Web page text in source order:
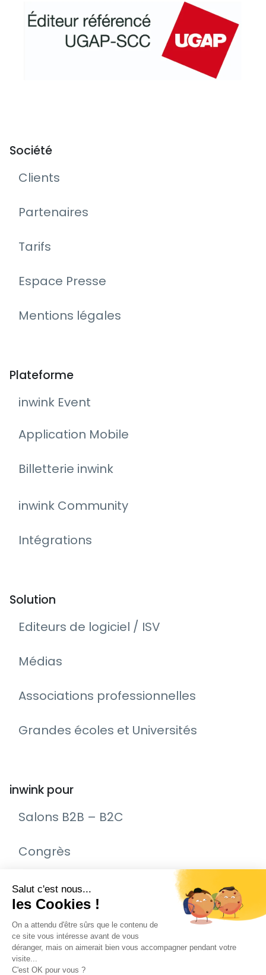
Société
Clients
Partenaires
Tarifs
Espace Presse
Mentions légales
Plateforme
inwink Event
Application Mobile
Billetterie inwink
inwink Community
Intégrations
Solution
Editeurs de logiciel / ISV
Médias
Associations professionnelles
Grandes écoles et Universités
inwink pour
Salons B2B – B2C
Congrès
Remise de prix – Awards
Journée Portes Ouvertes (JPO)